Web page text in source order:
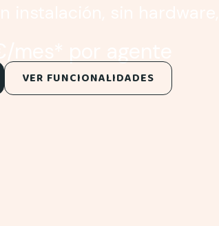
VER FUNCIONALIDADES